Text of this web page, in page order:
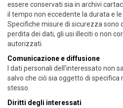
essere conservati sia in archivi
il tempo non eccedente la durata e
Specifiche misure di sicurezza sono
perdita dei dati, gli usi illeciti o non
autorizzati.
Comunicazione e diffusione
I dati personali dell’interessato non
salvo che ciò sia oggetto di specifica
stesso.
Diritti degli interessati